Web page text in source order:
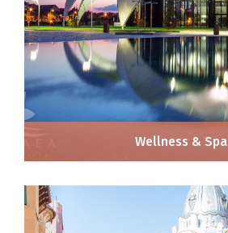
Wellness & Spa